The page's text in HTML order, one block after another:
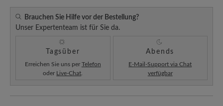
Brauchen Sie Hilfe vor der Bestellung?
Unser Expertenteam ist für Sie da.
Tagsüber
Erreichen Sie uns per Telefon
oder Live-Chat
Abends
E-Mail-Support via Chat
verfügbar